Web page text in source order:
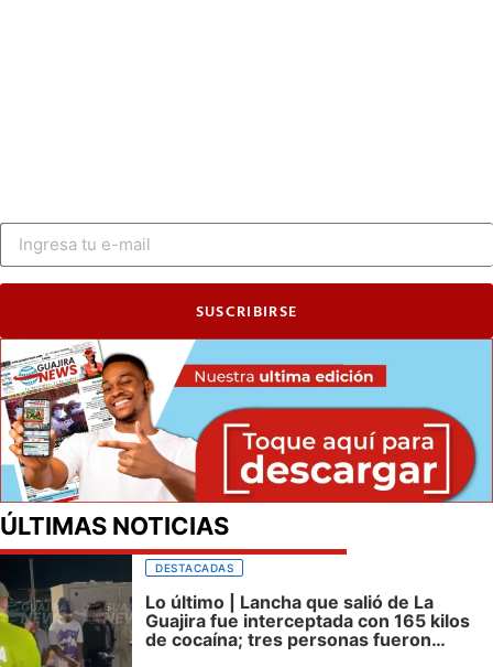
SUSCRIBIRSE
ÚLTIMAS NOTICIAS
DESTACADAS
Lo último | Lancha que salió de La
Guajira fue interceptada con 165 kilos
de cocaína; tres personas fueron